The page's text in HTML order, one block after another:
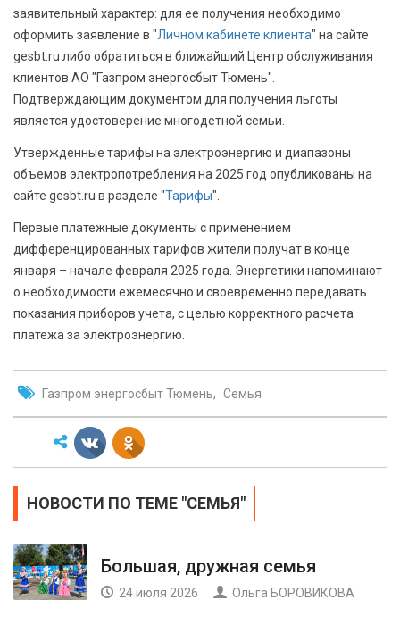
заявительный характер: для ее получения необходимо
оформить заявление в "Личном кабинете клиента" на сайте
gesbt.ru либо обратиться в ближайший Центр обслуживания
клиентов АО "Газпром энергосбыт Тюмень".
Подтверждающим документом для получения льготы
является удостоверение многодетной семьи.
Утвержденные тарифы на электроэнергию и диапазоны
объемов электропотребления на 2025 год опубликованы на
сайте gesbt.ru в разделе "Тарифы".
Первые платежные документы с применением
дифференцированных тарифов жители получат в конце
января – начале февраля 2025 года. Энергетики напоминают
о необходимости ежемесячно и своевременно передавать
показания приборов учета, с целью корректного расчета
платежа за электроэнергию.
Газпром энергосбыт Тюмень Семья
НОВОСТИ ПО ТЕМЕ "СЕМЬЯ"
Большая, дружная семья
24 июля 2026 Ольга БОРОВИКОВА